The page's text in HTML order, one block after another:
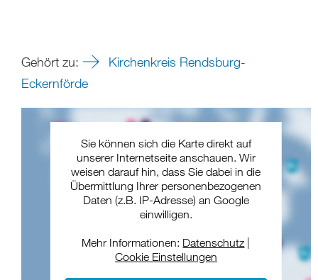
Gehört zu:
Kirchenkreis Rendsburg-
Eckernförde
Sie können sich die Karte direkt auf
unserer Internetseite anschauen. Wir
weisen darauf hin, dass Sie dabei in die
Übermittlung Ihrer personenbezogenen
Daten (z.B. IP-Adresse) an Google
einwilligen.
Mehr Informationen: Datenschutz
Cookie Einstellungen